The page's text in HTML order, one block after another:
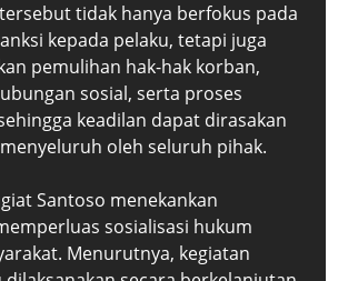
tidak hanya berfokus pada
kepada pelaku, tetapi juga
pemulihan hak-hak korban,
sosial, serta proses
keadilan dapat dirasakan
oleh seluruh pihak.
Santoso menekankan
sosialisasi hukum
Menurutnya, kegiatan